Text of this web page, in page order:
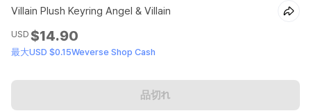
Villain Plush Keyring Angel & Villain
USD $14.90
最大USD $0.15Weverse Shop Cash
品切れ